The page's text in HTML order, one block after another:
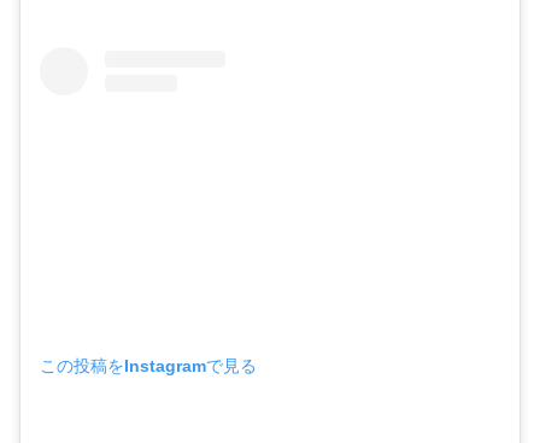
この投稿をInstagramで見る